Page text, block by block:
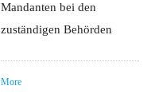
Mandanten bei den
zuständigen Behörden
More